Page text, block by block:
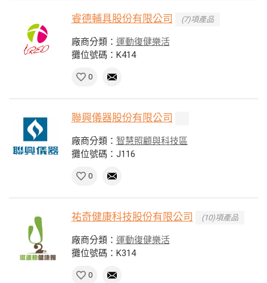
睿德輔具股份有限公司 (7)項產品
廠商分類： 運動復健樂活
攤位號碼：K414
0
聯興儀器股份有限公司
廠商分類： 智慧照顧與科技區
攤位號碼：J116
0
祐奇健康科技股份有限公司 (10)項產品
廠商分類： 運動復健樂活
攤位號碼：K314
0